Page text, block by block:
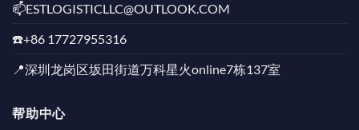
📫️ESTLOGISTICLLC@OUTLOOK.COM
☎️+86 17727955316
📍深圳龙岗区坂田街道万科星火online7栋137室
帮助中心